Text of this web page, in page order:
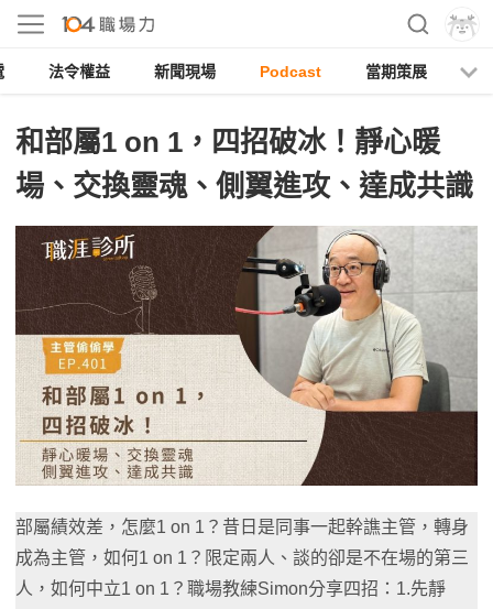
法令權益 新聞現場 Podcast 當期策展
和部屬1 on 1，四招破冰！靜心暖
場、交換靈魂、側翼進攻、達成共識
部屬績效差，怎麼1 on 1？昔日是同事一起幹譙主管，轉身
成為主管，如何1 on 1？限定兩人、談的卻是不在場的第三
人，如何中立1 on 1？職場教練Simon分享四招：1.先靜